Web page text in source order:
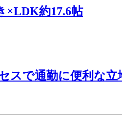
×LDK約17.6帖
スで通勤に便利な立